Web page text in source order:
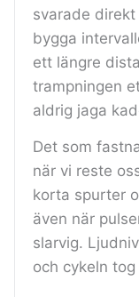
svarade
bygga
ett längre
trampningen
aldrig jaga
Det som
när vi reste
korta spurter
även när
slarvig.
och cykeln